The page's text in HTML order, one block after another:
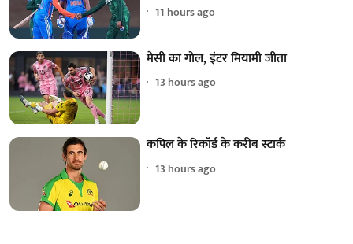
11 hours ago
मेसी का गोल, इंटर मियामी जीता
13 hours ago
कपिल के रिकॉर्ड के करीब स्टार्क
13 hours ago